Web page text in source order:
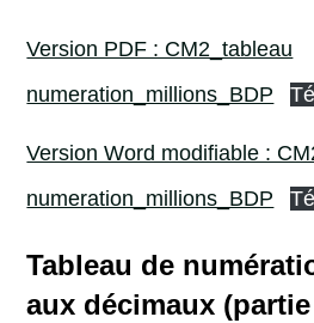
Version PDF : CM2_tableau
numeration_millions_BDP
Version Word modifiable :
numeration_millions_BDP
Tableau de
aux décimaux